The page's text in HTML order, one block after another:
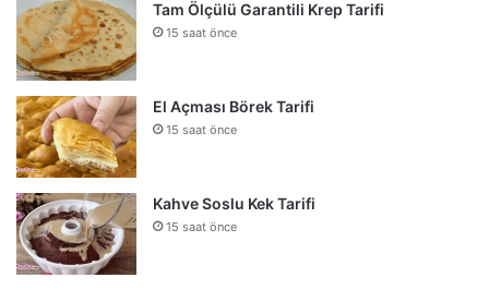
Tam Ölçülü Garantili Krep Tarifi
15 saat önce
El Açması Börek Tarifi
15 saat önce
Kahve Soslu Kek Tarifi
15 saat önce